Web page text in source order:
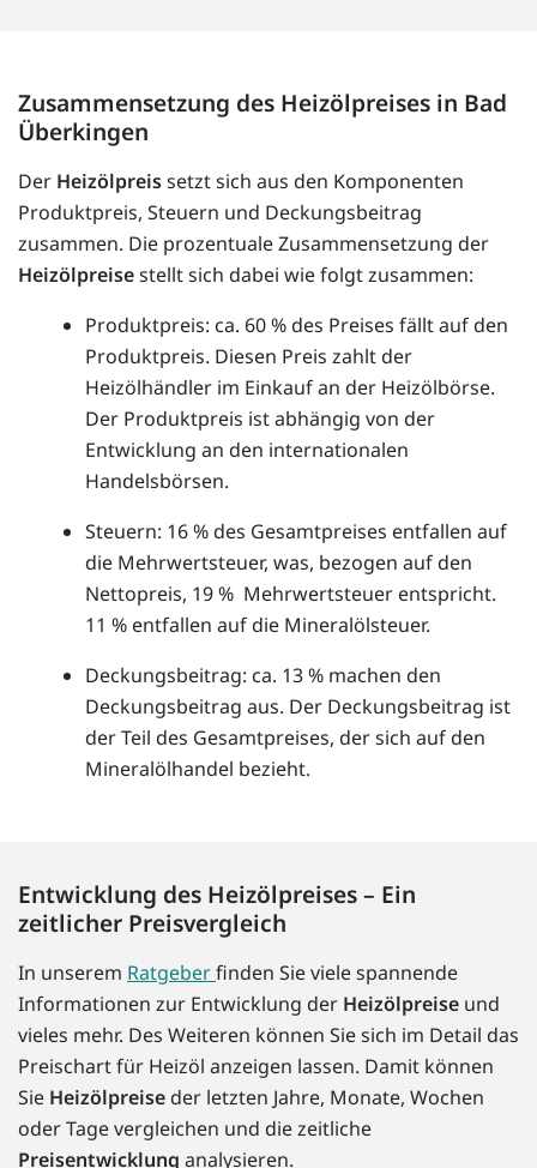
Zusammensetzung des Heizölpreises in Bad
Überkingen
Der Heizölpreissetzt sich aus den Komponenten
Produktpreis, Steuern und Deckungsbeitrag
zusammen. Die prozentuale Zusammensetzung der
Heizölpreisestellt sich dabei wie folgt zusammen:
Produktpreis: ca. 60 % des Preises fällt auf den
Produktpreis. Diesen Preis zahlt der
Heizölhändler im Einkauf an der Heizölbörse.
Der Produktpreis ist abhängig von der
Entwicklung an den internationalen
Handelsbörsen.
Steuern: 16 % des Gesamtpreises entfallen auf
die Mehrwertsteuer, was, bezogen auf den
Nettopreis, 19 % Mehrwertsteuer entspricht.
11 % entfallen auf die Mineralölsteuer.
Deckungsbeitrag: ca. 13 % machen den
Deckungsbeitrag aus. Der Deckungsbeitrag ist
der Teil des Gesamtpreises, der sich auf den
Mineralölhandel bezieht.
Entwicklung des Heizölpreises – Ein
zeitlicher Preisvergleich
In unserem Ratgeberfinden Sie viele spannende
Informationen zur Entwicklung der Heizölpreise und
vieles mehr. Des Weiteren können Sie sich im Detail das
Preischart für Heizöl anzeigen lassen. Damit können
Sie Heizölpreise der letzten Jahre, Monate, Wochen
oder Tage vergleichen und die zeitliche
Preisentwicklung analysieren.